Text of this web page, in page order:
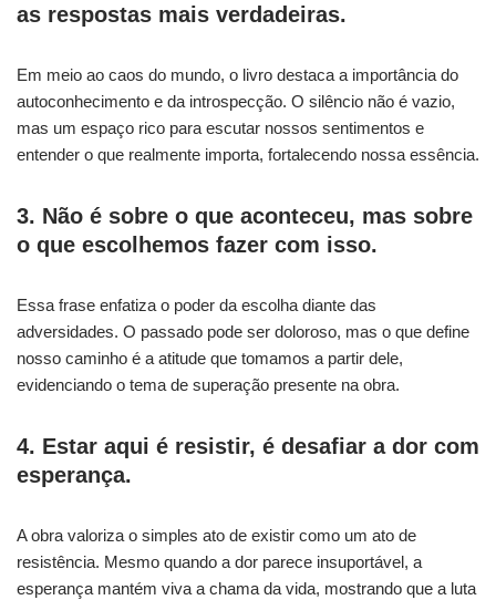
as respostas mais verdadeiras.
Em meio ao caos do mundo, o livro destaca a importância do
autoconhecimento e da introspecção. O silêncio não é vazio,
mas um espaço rico para escutar nossos sentimentos e
entender o que realmente importa, fortalecendo nossa essência.
3. Não é sobre o que aconteceu, mas sobre
o que escolhemos fazer com isso.
Essa frase enfatiza o poder da escolha diante das
adversidades. O passado pode ser doloroso, mas o que define
nosso caminho é a atitude que tomamos a partir dele,
evidenciando o tema de superação presente na obra.
4. Estar aqui é resistir, é desafiar a dor com
esperança.
A obra valoriza o simples ato de existir como um ato de
resistência. Mesmo quando a dor parece insuportável, a
esperança mantém viva a chama da vida, mostrando que a luta